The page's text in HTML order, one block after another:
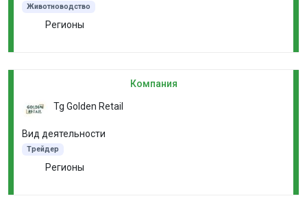
Животноводство
Регионы
Компания
Tg Golden Retail
Вид деятельности
Трейдер
Регионы